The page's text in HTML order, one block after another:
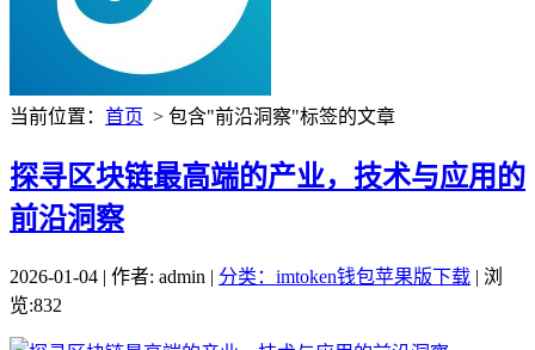
当前位置： 首页 > 包含"前沿洞察"标签的文章
探寻区块链最高端的产业，技术与应用的
前沿洞察
2026-01-04 | 作者: admin | 分类：imtoken钱包苹果版下载 | 浏
览:832